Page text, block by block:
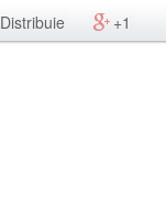
Distribuie +1